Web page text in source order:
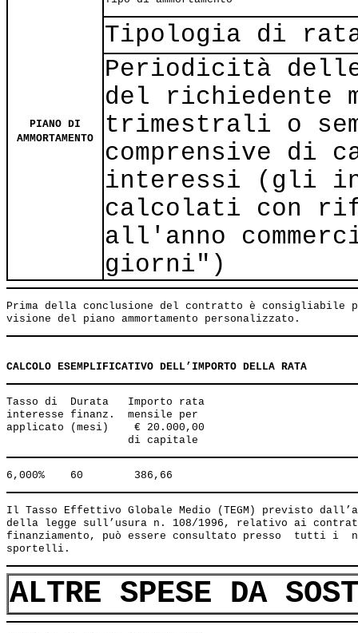
PIANO DI
AMMORTAMENTO
Tipologia di
Periodicità
del richiedente
trimestrali o
comprensive di
interessi (gli
calcolati con
all'anno
giorni")
Prima della conclusione del contratto è consigliabile
CALCOLO ESEMPLIFICATIVO DELL’IMPORTO DELLA RATA
Tasso di  Durata   Importo rata
interesse finanz.  mensile per
applicato (mesi)    € 20.000,00
Il Tasso Effettivo Globale Medio (TEGM) previsto
della legge sull’usura n. 108/1996, relativo ai
finanziamento, può essere consultato presso  tutti i
ALTRE SPESE DA